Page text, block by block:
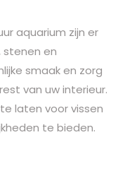
aquarium zijn er
stenen en
smaak en zorg
van uw interieur.
laten voor vissen
te bieden.